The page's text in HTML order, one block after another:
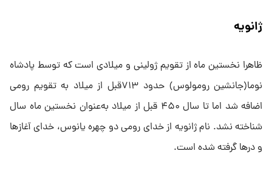
ژانویه
ظاهرا نخستین ‌ماه از تقویم ژولینی و میلادی است که توسط پادشاه
نوما(جانشین رومولوس) حدود ۷۱۳قبل از میلاد به تقویم رومی
اضافه شد اما تا سال ۴۵۰ قبل از میلاد به‌عنوان نخستین‌ ماه سال
شناخته نشد. نام ژانویه از خدای رومی دو چهره یانوس، خدای آغازها
و درها گرفته شده است.